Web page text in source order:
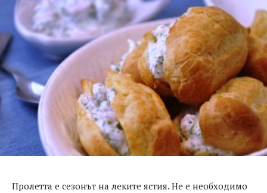
Пролетта е сезонът на леките ястия. Не е необходимо